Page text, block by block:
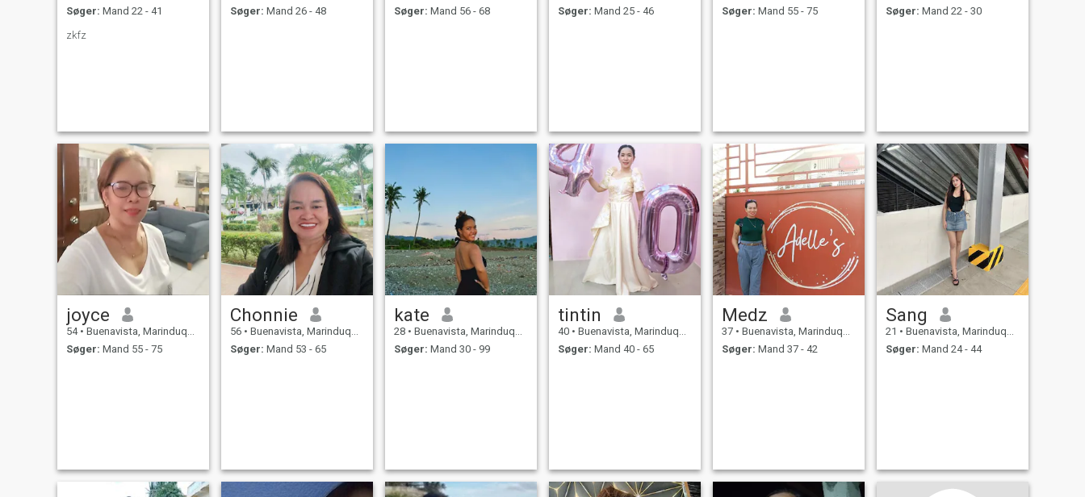
Søger: Mand 22 - 41
zkfz
Søger: Mand 26 - 48
Søger: Mand 56 - 68
Søger: Mand 25 - 46
Søger: Mand 55 - 75
Søger: Mand 22 - 30
joyce
54 • Buenavista, Marinduque, Filippinerne
Søger: Mand 55 - 75
Chonnie
56 • Buenavista, Marinduque, Filippinerne
Søger: Mand 53 - 65
kate
28 • Buenavista, Marinduque, Filippinerne
Søger: Mand 30 - 99
tintin
40 • Buenavista, Marinduque, Filippinerne
Søger: Mand 40 - 65
Medz
37 • Buenavista, Marinduque, Filippinerne
Søger: Mand 37 - 42
Sang
21 • Buenavista, Marinduque, Filippinerne
Søger: Mand 24 - 44